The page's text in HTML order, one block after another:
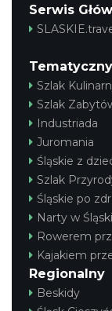
Serwis
Tematyczny
Szlak
Szlak
Industriada
Juromania
Śląskie z
Szlak
Śląskie po
Narty w
Rowerem
Kajakiem
Regionalny
Beskidy